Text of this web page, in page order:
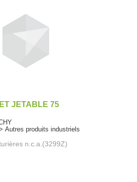
JETABLE 75
Autres produits industriels
n.c.a.(3299Z)